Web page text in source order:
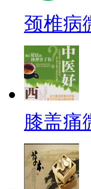
颈椎病
膝盖痛